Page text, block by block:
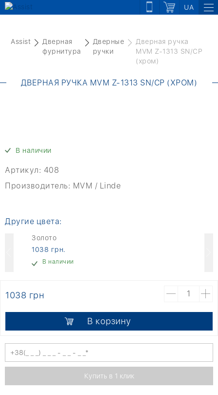
UA
Assist
Дверная
фурнитура
Дверные
ручки
Дверная ручка
MVM Z-1313 SN/CP
(хром)
ДВЕРНАЯ РУЧКА MVM Z-1313 SN/CP (ХРОМ)
В наличии
Артикул: 408
Производитель: MVM / Linde
Другие цвета:
Золото
1038 грн.
В наличии
1038 грн
В корзину